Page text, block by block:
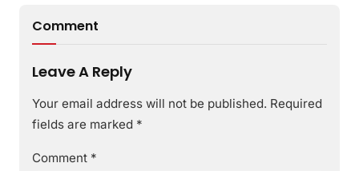
Comment
Leave A Reply
Your email address will not be published. Required
fields are marked *
Comment *